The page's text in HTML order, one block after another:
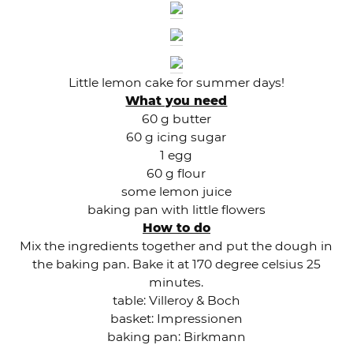
Little lemon cake for summer days!
What you need
60 g butter
60 g icing sugar
1 egg
60 g flour
some lemon juice
baking pan with little flowers
How to do
Mix the ingredients together and put the dough in
the baking pan. Bake it at 170 degree celsius 25
minutes.
table: Villeroy & Boch
basket: Impressionen
baking pan: Birkmann